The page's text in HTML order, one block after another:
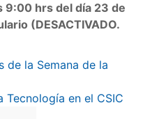
9:00 hrs del día 23 de
(DESACTIVADO.
de la Semana de la
Tecnología en el CSIC